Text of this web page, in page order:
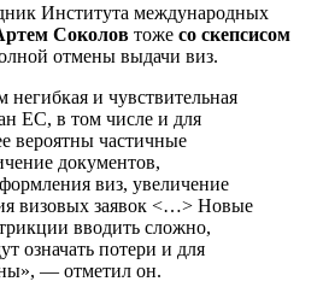
Института международных
Соколов тоже со скепсисом
отмены выдачи виз.
негибкая и чувствительная
ЕС, в том числе и для
вероятны частичные
документов,
виз, увеличение
визовых заявок <…> Новые
вводить сложно,
означать потери и для
— отметил он.